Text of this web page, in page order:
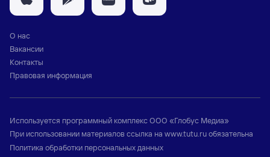
О нас
Вакансии
Контакты
Правовая информация
Используется программный комплексООО «Глобус Медиа»
При использовании материалов ссылка на www.tutu.ruобязательна
Политика обработки персональных данных